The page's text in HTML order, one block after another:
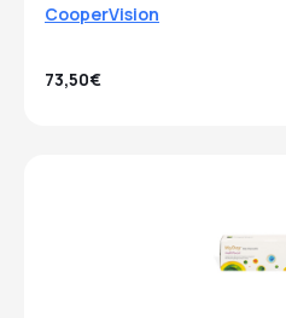
CooperVision
73,50€